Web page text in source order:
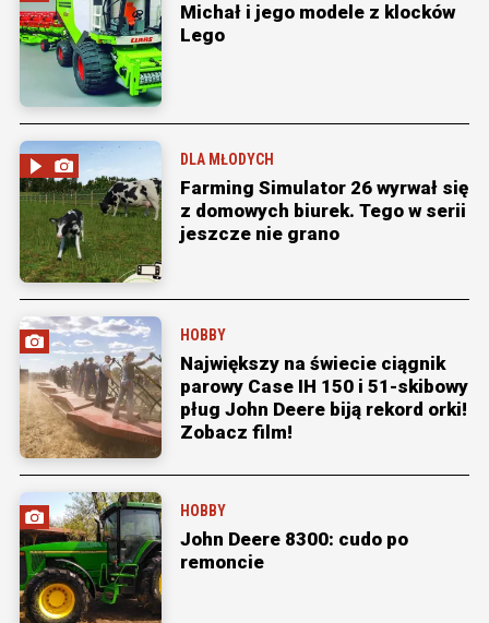
Michał i jego modele z klocków
Lego
DLA MŁODYCH
Farming Simulator 26 wyrwał się
z domowych biurek. Tego w serii
jeszcze nie grano
HOBBY
Największy na świecie ciągnik
parowy Case IH 150 i 51-skibowy
pług John Deere biją rekord orki!
Zobacz film!
HOBBY
John Deere 8300: cudo po
remoncie